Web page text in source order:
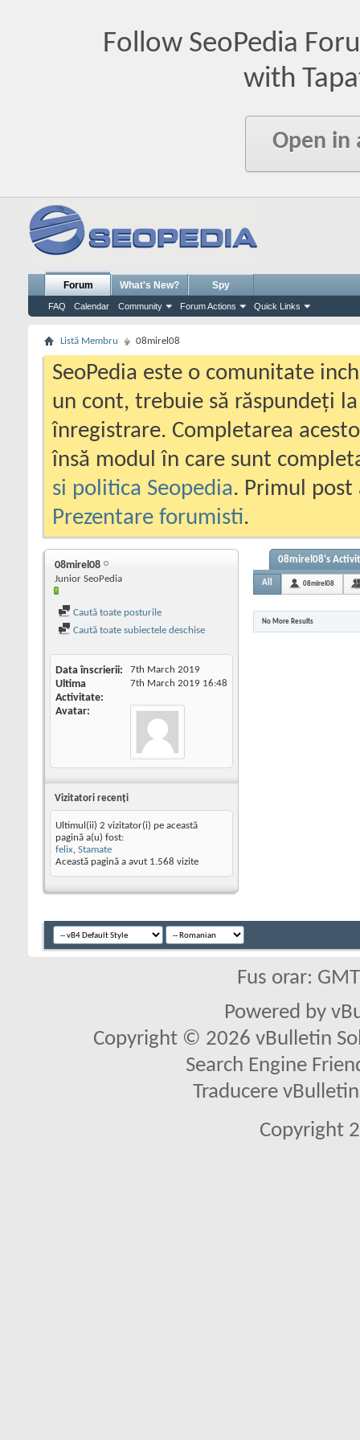
Follow SeoPedia
with
Open in
Forum
FAQ Calendar Community Forum Actions Quick Links
What's New? Spy
Listă Membru 08mirel08
SeoPedia este o comunitate
un cont, trebuie să răspundeți
înregistrare. Completarea
însă modul în care sunt
si politica Seopedia. Primul
Prezentare forumisti.
08mirel08
Junior SeoPedia
Caută toate posturile
Caută toate subiectele deschise
Data înscrierii 7th March 2019
Ultima
Activitate
7th March 2019 16:48
Avatar
Vizitatori recenţi
Ultimul(ii) 2 vizitator(i) pe această
pagină a(u) fost:
felix, Stamate
Această pagină a avut 1.568 vizite
08mirel08's
All 08mirel08
No More Results
Fus orar:
Powered by
Copyright © 2026 vBulletin
Search Engine
Traducere
Copyright